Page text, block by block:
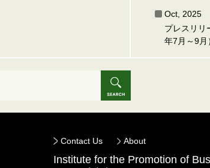
Oct, 2025
プレスリリ
年7月～9月
Contact Us About
Institute for the Promotion of